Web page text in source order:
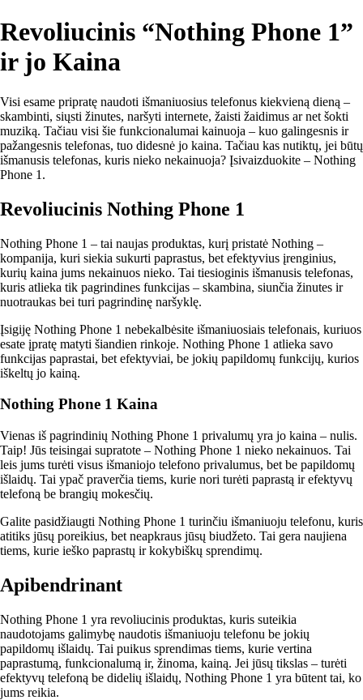
Revoliucinis “Nothing Phone 1”
ir jo Kaina
Visi esame pripratę naudoti išmaniuosius telefonus kiekvieną dieną –
skambinti, siųsti žinutes, naršyti internete, žaisti žaidimus ar net šokti
muziką. Tačiau visi šie funkcionalumai kainuoja – kuo galingesnis ir
pažangesnis telefonas, tuo didesnė jo kaina. Tačiau kas nutiktų, jei būtų
išmanusis telefonas, kuris nieko nekainuoja? Įsivaizduokite – Nothing
Phone 1.
Revoliucinis Nothing Phone 1
Nothing Phone 1 – tai naujas produktas, kurį pristatė Nothing –
kompanija, kuri siekia sukurti paprastus, bet efektyvius įrenginius,
kurių kaina jums nekainuos nieko. Tai tiesioginis išmanusis telefonas,
kuris atlieka tik pagrindines funkcijas – skambina, siunčia žinutes ir
nuotraukas bei turi pagrindinę naršyklę.
Įsigiję Nothing Phone 1 nebekalbėsite išmaniuosiais telefonais, kuriuos
esate įpratę matyti šiandien rinkoje. Nothing Phone 1 atlieka savo
funkcijas paprastai, bet efektyviai, be jokių papildomų funkcijų, kurios
iškeltų jo kainą.
Nothing Phone 1 Kaina
Vienas iš pagrindinių Nothing Phone 1 privalumų yra jo kaina – nulis.
Taip! Jūs teisingai supratote – Nothing Phone 1 nieko nekainuos. Tai
leis jums turėti visus išmaniojo telefono privalumus, bet be papildomų
išlaidų. Tai ypač praverčia tiems, kurie nori turėti paprastą ir efektyvų
telefoną be brangių mokesčių.
Galite pasidžiaugti Nothing Phone 1 turinčiu išmaniuoju telefonu, kuris
atitiks jūsų poreikius, bet neapkraus jūsų biudžeto. Tai gera naujiena
tiems, kurie ieško paprastų ir kokybiškų sprendimų.
Apibendrinant
Nothing Phone 1 yra revoliucinis produktas, kuris suteikia
naudotojams galimybę naudotis išmaniuoju telefonu be jokių
papildomų išlaidų. Tai puikus sprendimas tiems, kurie vertina
paprastumą, funkcionalumą ir, žinoma, kainą. Jei jūsų tikslas – turėti
efektyvų telefoną be didelių išlaidų, Nothing Phone 1 yra būtent tai, ko
jums reikia.